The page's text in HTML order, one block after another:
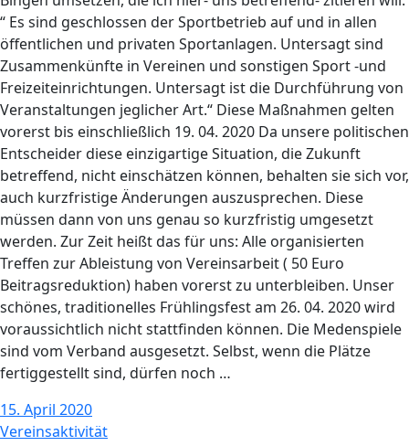
“ Es sind geschlossen der Sportbetrieb auf und in allen
öffentlichen und privaten Sportanlagen. Untersagt sind
Zusammenkünfte in Vereinen und sonstigen Sport -und
Freizeiteinrichtungen. Untersagt ist die Durchführung von
Veranstaltungen jeglicher Art.“ Diese Maßnahmen gelten
vorerst bis einschließlich 19. 04. 2020 Da unsere politischen
Entscheider diese einzigartige Situation, die Zukunft
betreffend, nicht einschätzen können, behalten sie sich vor,
auch kurzfristige Änderungen auszusprechen. Diese
müssen dann von uns genau so kurzfristig umgesetzt
werden. Zur Zeit heißt das für uns: Alle organisierten
Treffen zur Ableistung von Vereinsarbeit ( 50 Euro
Beitragsreduktion) haben vorerst zu unterbleiben. Unser
schönes, traditionelles Frühlingsfest am 26. 04. 2020 wird
voraussichtlich nicht stattfinden können. Die Medenspiele
sind vom Verband ausgesetzt. Selbst, wenn die Plätze
fertiggestellt sind, dürfen noch …
15. April 2020
Vereinsaktivität